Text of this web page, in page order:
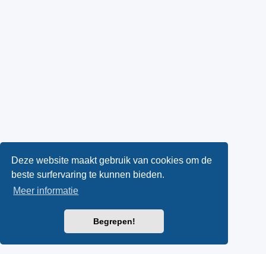
Deze website maakt gebruik van cookies om de
beste surfervaring te kunnen bieden.
Meer informatie
Begrepen!